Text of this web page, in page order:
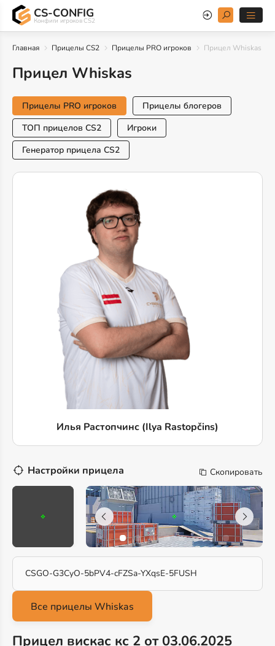
CS-CONFIG
Конфиги игроков CS2
Главная Прицелы CS2 Прицелы PRO игроков Прицел Whiskas
Прицел Whiskas
Прицелы PRO игроков
Прицелы блогеров
ТОП прицелов CS2
Игроки
Генератор прицела CS2
Илья Растопчинс (Ilya Rastopčins)
Настройки прицела Скопировать
CSGO-G3CyO-5bPV4-cFZSa-YXqsE-5FUSH
Прицел вискас кс 2 от 03.06.2025